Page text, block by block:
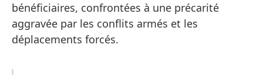
bénéficiaires, confrontées à une précarité
aggravée par les conflits armés et les
déplacements forcés.